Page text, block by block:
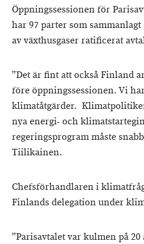
Öppningssessionen för
har 97 parter som
av växthusgaser ratificerat
”Det är fint att också Finland
före öppningssessionen. Vi
klimatåtgärder.
nya energi- och
regeringsprogram måste
Tiilikainen.
Chefsförhandlaren i
Finlands delegation under
”Parisavtalet var kulmen på